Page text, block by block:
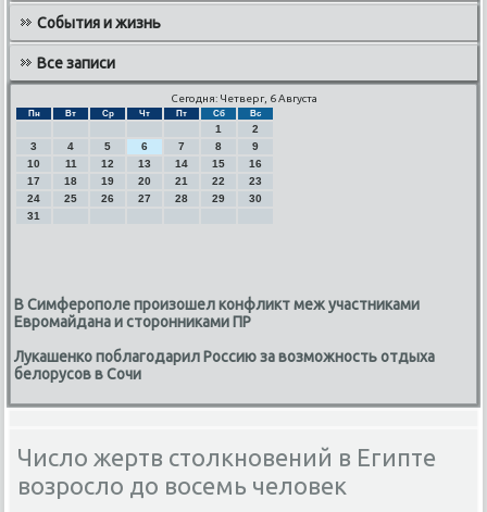
События и жизнь
Все записи
Сегодня: Четверг, 6 Августа
Пн Вт Ср Чт Пт Сб Вс
1
2
3
4 5 6 7 8
9
10
11 12 13 14 15
16
17
18 19 20 21 22
23
24
25 26 27 28 29
30
31
В Симферополе произошел конфликт меж участниками
Евромайдана и сторонниками ПР
Лукашенко поблагодарил Россию за возможность отдыха
белорусов в Сочи
Число жертв столкновений в Египте
возросло до восемь человек